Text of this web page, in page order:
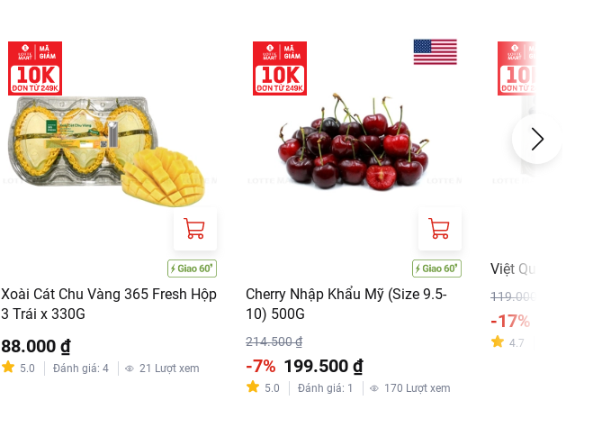
Xoài Cát Chu Vàng 365 Fresh Hộp
3 Trái x 330G
88.000 ₫
5.0 Đánh giá: 4 21 Lượt xem
Cherry Nhập Khẩu Mỹ (Size 9.5-
10) 500G
214.500 ₫
-7% 199.500 ₫
5.0 Đánh giá: 1 170 Lượt xem
Việt Quất Mỹ
119.000 ₫
-17%
4.7